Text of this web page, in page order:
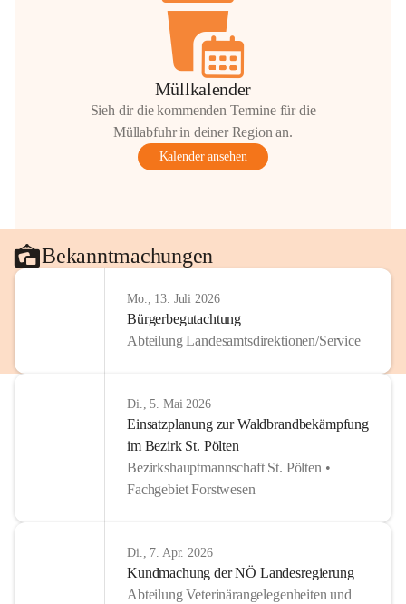
Müllkalender
Sieh dir die kommenden Termine für die
Müllabfuhr in deiner Region an.
Kalender ansehen
Bekanntmachungen
Mo., 13. Juli 2026
Bürgerbegutachtung
Abteilung Landesamtsdirektionen/Service
Di., 5. Mai 2026
Einsatzplanung zur Waldbrandbekämpfung
im Bezirk St. Pölten
Bezirkshauptmannschaft St. Pölten •
Fachgebiet Forstwesen
Di., 7. Apr. 2026
Kundmachung der NÖ Landesregierung
Abteilung Veterinärangelegenheiten und